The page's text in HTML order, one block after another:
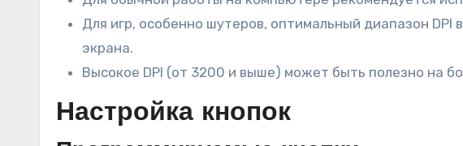
Для игр, особенно шутеров, оптимальный диапазон
экрана.
Высокое DPI (от 3200 и выше) может быть полезно на
Настройка кнопок